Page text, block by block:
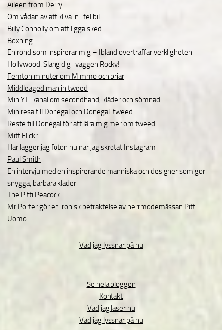
Aileen from Derry
Om vådan av att kliva in i fel bil
Billy Connolly om att ligga sked
Boxning
En rond som inspirerar mig – Ibland överträffar verkligheten
Hollywood. Släng dig i väggen Rocky!
Femton minuter om Mimmo och briar
Middleaged man in tweed
Min YT-kanal om secondhand, kläder och sömnad
Min resa till Donegal och Donegal-tweed
Reste till Donegal för att lära mig mer om tweed
Mitt Flickr
Här lägger jag foton nu när jag skrotat Instagram
Paul Smith
En intervju med en inspirerande människa och designer som gör
snygga, bärbara kläder
The Pitti Peacock
Mr Porter gör en ironisk betraktelse av herrmodemässan Pitti
Uomo.
Vad jag lyssnar på nu
Se hela bloggen
Kontakt
Vad jag läser nu
Vad jag lyssnar på nu